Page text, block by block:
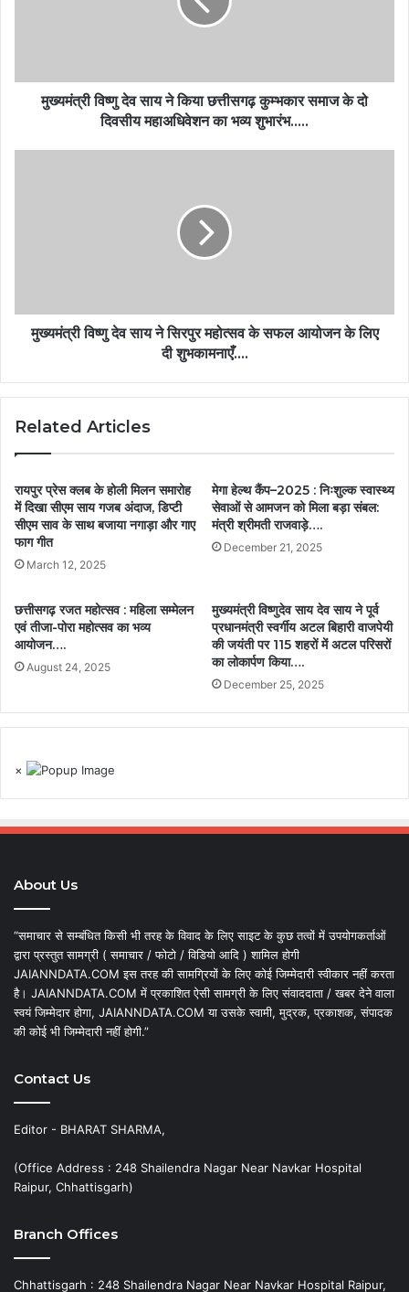
मुख्यमंत्री विष्णु देव साय ने किया छत्तीसगढ़ कुम्भकार समाज के दो
दिवसीय महाअधिवेशन का भव्य शुभारंभ…..
मुख्यमंत्री विष्णु देव साय ने सिरपुर महोत्सव के सफल आयोजन के लिए
दी शुभकामनाएँ….
Related Articles
रायपुर प्रेस क्लब के होली मिलन समारोह
में दिखा सीएम साय गजब अंदाज, डिप्टी
सीएम साव के साथ बजाया नगाड़ा और गाए
फाग गीत
March 12, 2025
मेगा हेल्थ कैंप–2025 : निःशुल्क स्वास्थ्य
सेवाओं से आमजन को मिला बड़ा संबल:
मंत्री श्रीमती राजवाड़े….
December 21, 2025
छत्तीसगढ़ रजत महोत्सव : महिला सम्मेलन
एवं तीजा-पोरा महोत्सव का भव्य
आयोजन….
August 24, 2025
मुख्यमंत्री विष्णुदेव साय देव साय ने पूर्व
प्रधानमंत्री स्वर्गीय अटल बिहारी वाजपेयी
की जयंती पर 115 शहरों में अटल परिसरों
का लोकार्पण किया….
December 25, 2025
×
About Us
“समाचार से सम्बंधित किसी भी तरह के विवाद के लिए साइट के कुछ तत्वों में उपयोगकर्ताओं
द्वारा प्रस्तुत सामग्री ( समाचार / फोटो / विडियो आदि ) शामिल होगी
JAIANNDATA.COM इस तरह की सामग्रियों के लिए कोई जिम्मेदारी स्वीकार नहीं करता
है। JAIANNDATA.COM में प्रकाशित ऐसी सामग्री के लिए संवाददाता / खबर देने वाला
स्वयं जिम्मेदार होगा, JAIANNDATA.COM या उसके स्वामी, मुद्रक, प्रकाशक, संपादक
की कोई भी जिम्मेदारी नहीं होगी.”
Contact Us
Editor - BHARAT SHARMA,
(Office Address : 248 Shailendra Nagar Near Navkar Hospital
Raipur, Chhattisgarh)
Branch Offices
Chhattisgarh : 248 Shailendra Nagar Near Navkar Hospital Raipur,